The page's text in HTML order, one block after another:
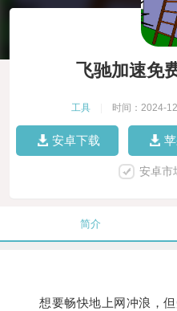
飞驰加速免
工具 时间：2024-
安卓下载
安卓市
简介
想要畅快地上网冲浪，但